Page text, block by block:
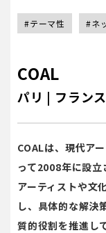
#テーマ性 #ネ
COAL
パリ | フランス
COALは、現代ア
って2008年に設
アーティストや文
し、具体的な解決
質的役割を推進し